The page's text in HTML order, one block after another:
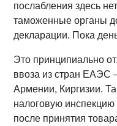
послабления здесь
таможенные органы
декларации. Пока
Это принципиально
ввоза из стран ЕАЭС
Армении, Киргизии.
налоговую инспекцию
после принятия